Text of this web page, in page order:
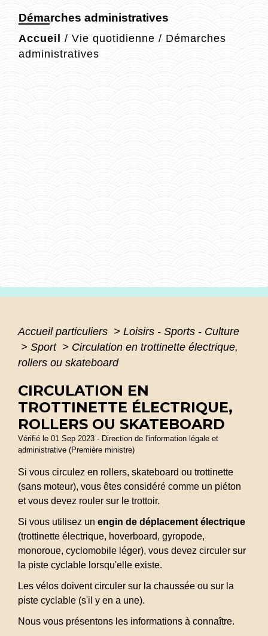
Démarches administratives
Accueil / Vie quotidienne / Démarches
administratives
Accueil particuliers > Loisirs - Sports - Culture
> Sport > Circulation en trottinette électrique,
rollers ou skateboard
CIRCULATION EN
TROTTINETTE ÉLECTRIQUE,
ROLLERS OU SKATEBOARD
Vérifié le 01 Sep 2023 - Direction de l'information légale et
administrative (Première ministre)
Si vous circulez en rollers, skateboard ou trottinette
(sans moteur), vous êtes considéré comme un piéton
et vous devez rouler sur le trottoir.
Si vous utilisez un engin de déplacement électrique
(trottinette électrique, hoverboard, gyropode,
monoroue, cyclomobile léger), vous devez circuler sur
la piste cyclable lorsqu'elle existe.
Les vélos doivent circuler sur la chaussée ou sur la
piste cyclable (s'il y en a une).
Nous vous présentons les informations à connaître.